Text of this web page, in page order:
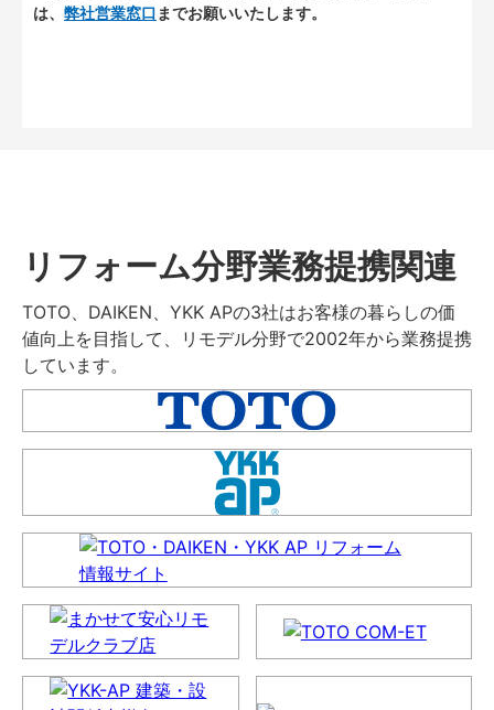
は、 弊社営業窓口 までお願いいたします。
リフォーム分野業務提携関連
TOTO、DAIKEN、YKK APの3社はお客様の暮らしの価
値向上を目指して、リモデル分野で2002年から業務提携
しています。